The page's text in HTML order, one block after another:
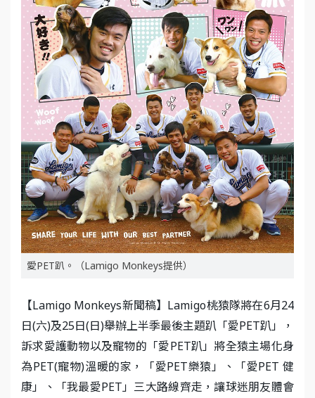
愛PET趴。（Lamigo Monkeys提供）
【Lamigo Monkeys新聞稿】Lamigo桃猿隊將在6月24
日(六)及25日(日)舉辦上半季最後主題趴「愛PET趴」，
訴求愛護動物以及寵物的「愛PET趴」將全猿主場化身
為PET(寵物)溫暖的家，「愛PET樂猿」、「愛PET 健
康」、「我最愛PET」三大路線齊走，讓球迷朋友體會